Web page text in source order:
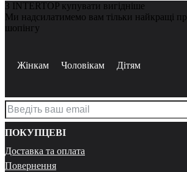
З INTERTOP купувати вигідніше
Ми надсилатимемо вам тільки найкращі
шопінгу
Жінкам Чоловікам Дітям
ПОКУПЦЕВІ
Доставка та оплата
Повернення